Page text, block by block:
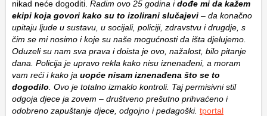
nikad neće dogoditi. Radim ovo 25 godina idođe mi da kažem
ekipi koja govori kako su to izolirani slučajevi – da konačno
upitaju ljude u sustavu, u socijali, policiji, zdravstvu i drugdje, s
čim se mi nosimo i koje su naše mogućnosti da išta djelujemo.
Oduzeli su nam sva prava i doista je ovo, nažalost, bilo pitanje
dana. Policija je upravo rekla kako nisu iznenađeni, a moram
vam reći i kako ja uopće nisam iznenađena što se to
dogodilo . Ovo je totalno izmaklo kontroli. Taj permisivni stil
odgoja djece ja zovem – društveno prešutno prihvaćeno i
odobreno zapuštanje djece, odgojno i pedagoški. tportal